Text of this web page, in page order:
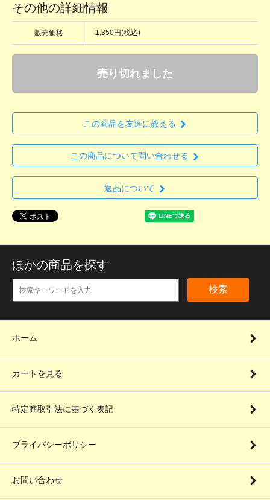
その他の詳細情報
販売価格 1,350円(税込)
売り切れました
この商品を友達に教える
この商品について問い合わせる
返品について
ほかの商品を探す
検索
ホーム
カートを見る
特定商取引法に基づく表記
プライバシーポリシー
お問い合わせ